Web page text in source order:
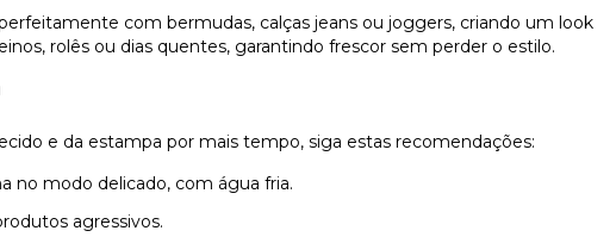
com bermudas, calças jeans ou joggers, criando um look
rolês ou dias quentes, garantindo frescor sem perder o estilo.
e da estampa por mais tempo, siga estas recomendações:
no modo delicado, com água fria.
agressivos.